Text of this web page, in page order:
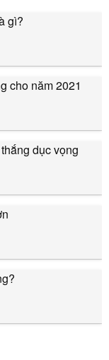
gì?
cho năm 2021
dục vọng